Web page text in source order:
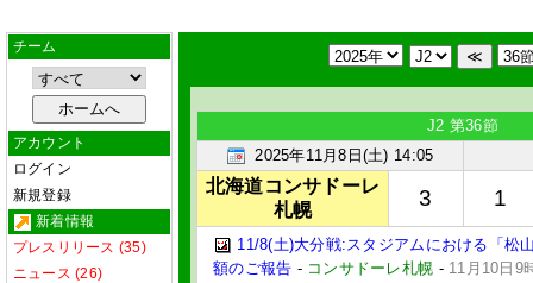
チーム
アカウント
ログイン
新規登録
新着情報
プレスリリース (35)
ニュース (26)
J2 第36節
2025年11月8日(土) 14:05
北海道コンサドーレ
札幌
3 1
11/8(土)大分戦:スタジアムにおける「松
額のご報告 - コンサドーレ札幌 - 11月10日9